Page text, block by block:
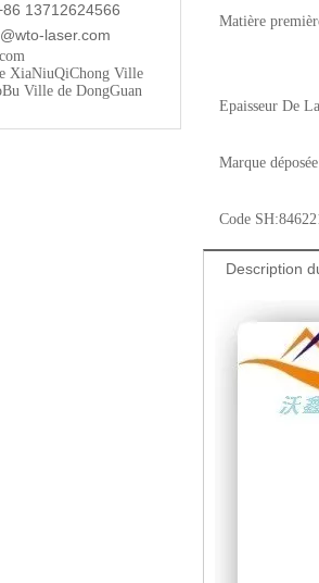
13712624566
laser.com
XiaNiuQiChong Ville
Ville de DongGuan
Matière
Epaisseur De
Marque
Code SH:
Description